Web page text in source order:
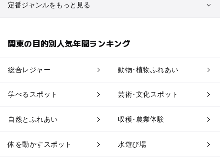
定番ジャンルをもっと見る
関東の目的別人気年間ランキング
総合レジャー 動物･植物ふれあい
学べるスポット 芸術･文化スポット
自然とふれあい 収穫･農業体験
体を動かすスポット 水遊び場